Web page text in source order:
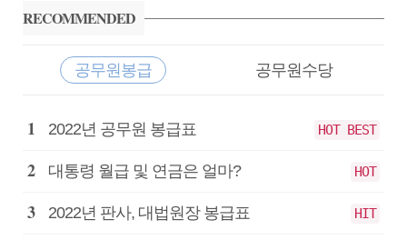
RECOMMENDED
공무원봉급 공무원수당
공
원
급
2022년 공무원 봉급표 HOT BEST
대통령 월급 및 연금은 얼마? HOT
2022년 판사, 대법원장 봉급표 HIT